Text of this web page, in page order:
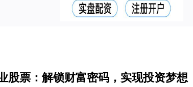
股票：解锁财富密码，实现投资梦想